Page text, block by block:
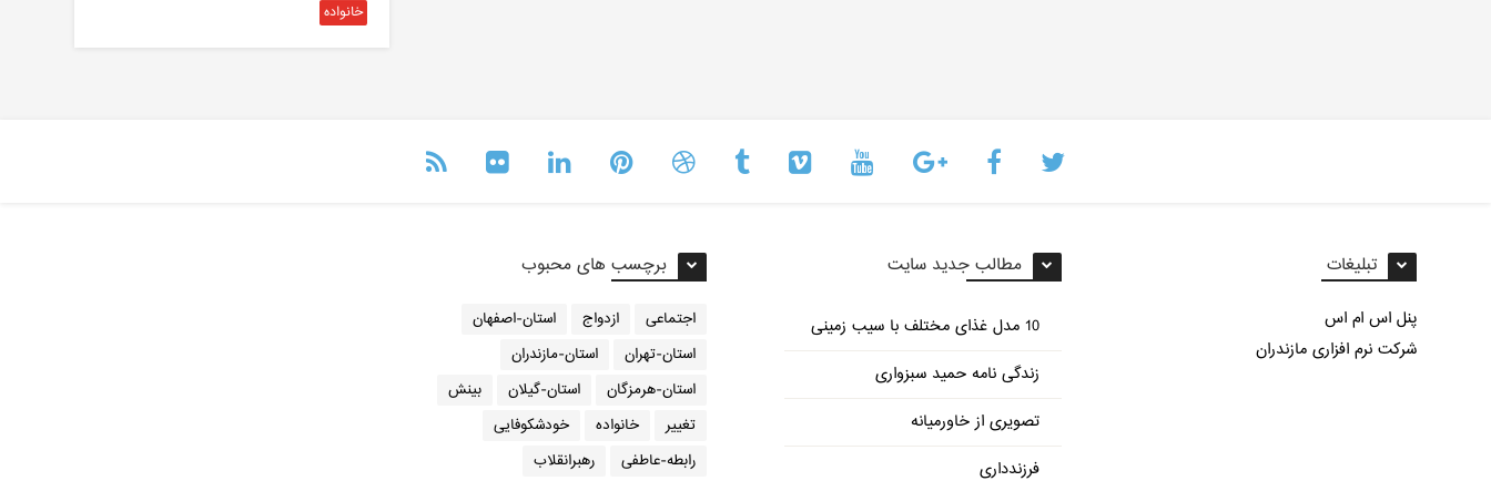
خانواده
برچسب های محبوب
اجتماعی ازدواج
استان-اصفهان
استان-تهران
استان-مازندران
استان-هرمزگان
استان-گیلان
بینش
تغییر
خانواده
خودشکوفایی
رابطه-عاطفی
رهبرانقلاب
مطالب جدید سایت
10 مدل غذای مختلف با سیب زمینی
زندگی نامه حمید سبزواری
تصویری از خاورمیانه
فرزندداری
تبلیغات
پنل اس ام اس
شرکت نرم افزاری مازندران